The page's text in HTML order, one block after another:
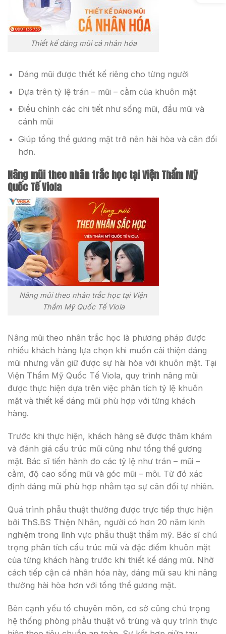
Thiết kế dáng mũi cá nhân hóa
Dáng mũi được thiết kế riêng cho từng người
Dựa trên tỷ lệ trán – mũi – cằm của khuôn mặt
Điều chỉnh các chi tiết như sống mũi, đầu mũi và
cánh mũi
Giúp tổng thể gương mặt trở nên hài hòa và cân đối
hơn.
Nâng mũi theo nhân trắc học tại Viện Thẩm Mỹ
Quốc Tế Viola
Nâng mũi theo nhân trắc học tại Viện
Thẩm Mỹ Quốc Tế Viola
Nâng mũi theo nhân trắc học là phương pháp được
nhiều khách hàng lựa chọn khi muốn cải thiện dáng
mũi nhưng vẫn giữ được sự hài hòa với khuôn mặt. Tại
Viện Thẩm Mỹ Quốc Tế Viola, quy trình nâng mũi
được thực hiện dựa trên việc phân tích tỷ lệ khuôn
mặt và thiết kế dáng mũi phù hợp với từng khách
hàng.
Trước khi thực hiện, khách hàng sẽ được thăm khám
và đánh giá cấu trúc mũi cũng như tổng thể gương
mặt. Bác sĩ tiến hành đo các tỷ lệ như trán – mũi –
cằm, độ cao sống mũi và góc mũi – môi. Từ đó xác
định dáng mũi phù hợp nhằm tạo sự cân đối tự nhiên.
Quá trình phẫu thuật thường được trực tiếp thực hiện
bởi ThS.BS Thiện Nhân, người có hơn 20 năm kinh
nghiệm trong lĩnh vực phẫu thuật thẩm mỹ. Bác sĩ chú
trọng phân tích cấu trúc mũi và đặc điểm khuôn mặt
của từng khách hàng trước khi thiết kế dáng mũi. Nhờ
cách tiếp cận cá nhân hóa này, dáng mũi sau khi nâng
thường hài hòa hơn với tổng thể gương mặt.
Bên cạnh yếu tố chuyên môn, cơ sở cũng chú trọng
hệ thống phòng phẫu thuật vô trùng và quy trình thực